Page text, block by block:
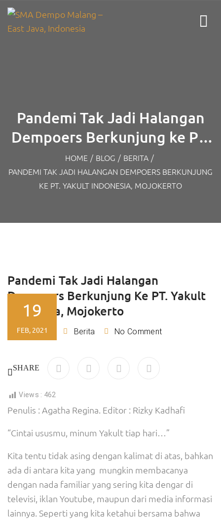
Pandemi Tak Jadi Halangan
Dempoers Berkunjung ke PT.
Yakult Indonesia, Mojokerto
HOME / BLOG / BERITA /
PANDEMI TAK JADI HALANGAN DEMPOERS BERKUNJUNG
KE PT. YAKULT INDONESIA, MOJOKERTO
Pandemi Tak Jadi Halangan
Dempoers Berkunjung Ke PT. Yakult
Indonesia, Mojokerto
By Ajeng Berita No Comment
19
FEB, 2021
SHARE
Views : 462
Penulis : Agatha Regina. Editor : Rizky Kadhafi
“Cintai ususmu, minum Yakult tiap hari…”
Kita tentu tidak asing dengan kalimat di atas, bahkan
ada di antara kita yang mungkin membacanya
dengan nada familiar yang sering kita dengar di
televisi, iklan Youtube, maupun dari media informasi
lainnya. Seperti yang kita ketahui bersama bahwa